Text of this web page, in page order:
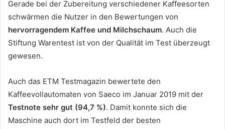
Gerade bei der Zubereitung verschiedener Kaffeesorten
schwärmen die Nutzer in den Bewertungen von
hervorragendem Kaffee und Milchschaum. Auch die
Stiftung Warentest ist von der Qualität im Test überzeugt
gewesen.
Auch das ETM Testmagazin bewertete den
Kaffeevollautomaten von Saeco im Januar 2019 mit der
Testnote sehr gut (94,7 %). Damit konnte sich die
Maschine auch dort im Testfeld der besten